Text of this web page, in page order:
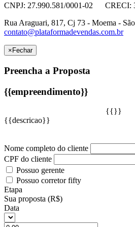
CNPJ: 27.990.581/0001-02 CRECI:
Rua Araguari, 817, Cj 73 - Moema -
contato@plataformadevendas.com.br
× Fechar
Preencha a Proposta
{{empreendimento}}
{{}}
{{descricao}}
Nome completo do cliente
CPF do cliente
Possuo gerente
Possuo corretor fifty
Etapa
Sua proposta (R$)
Data